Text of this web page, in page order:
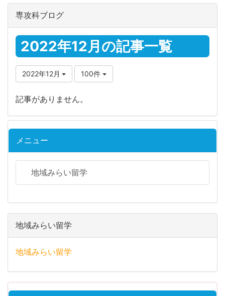
専攻科ブログ
2022年12月の記事一覧
2022年12月 100件
記事がありません。
メニュー
地域みらい留学
地域みらい留学
地域みらい留学